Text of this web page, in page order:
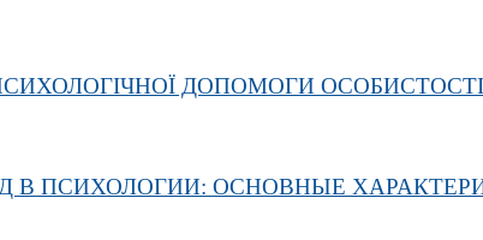
ДОПОМОГИ
В ПСИХОЛОГИИ: ОСНОВНЫЕ